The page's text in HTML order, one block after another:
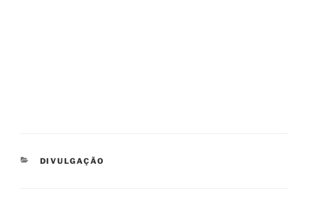
CATEGORIAS
DIVULGAÇÃO